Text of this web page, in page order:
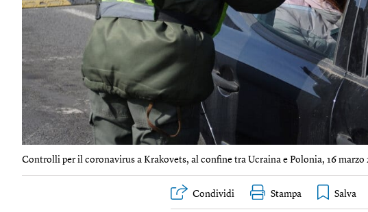
Controlli per il coronavirus a Krakovets, al confine tra Ucraina e Polonia, 16 marzo
Condividi Stampa